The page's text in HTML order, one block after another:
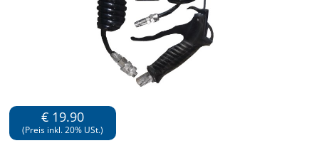
€ 19.90
(Preis inkl. 20% USt.)